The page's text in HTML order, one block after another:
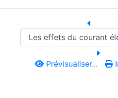
Prévisualiser...